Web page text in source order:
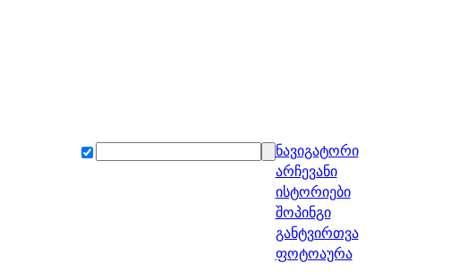
ნავიგატორი
არჩევანი
ისტორიები
შოპინგი
განტვირთვა
ფოტოაურა